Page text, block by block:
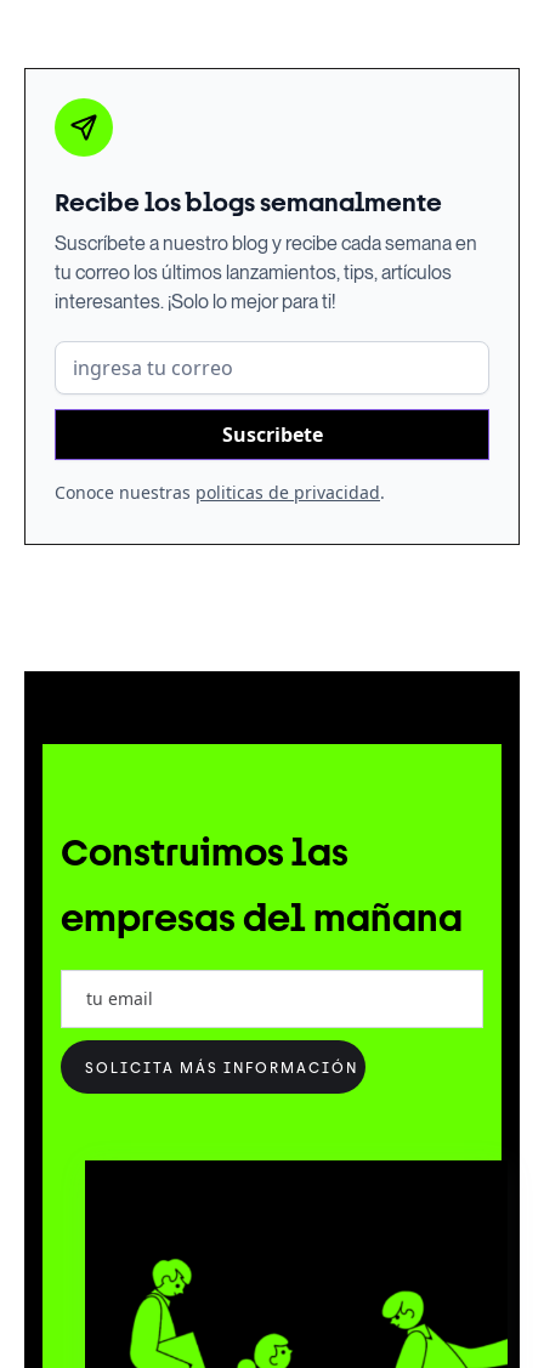
Recibe los blogs semanalmente
Suscríbete a nuestro blog y recibe cada semana en
tu correo los últimos lanzamientos, tips, artículos
interesantes. ¡Solo lo mejor para ti!
Conoce nuestras politicas de privacidad.
Construimos las
empresas del mañana